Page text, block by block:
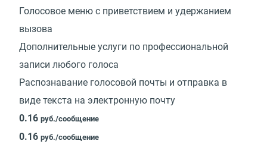
Голосовое меню с приветствием и удержанием
вызова
Дополнительные услуги по профессиональной
записи любого голоса
Распознавание голосовой почты и отправка в
виде текста на электронную почту
0.16 руб./сообщение
0.16 руб./сообщение